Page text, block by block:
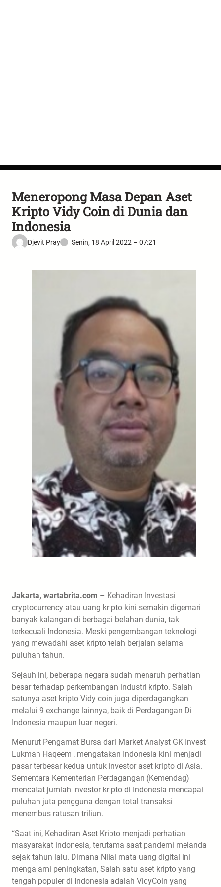
Meneropong Masa Depan Aset
Kripto Vidy Coin di Dunia dan
Indonesia
Djevit Pray Senin, 18 April 2022 – 07:21
Jakarta, wartabrita.com – Kehadiran Investasi
cryptocurrency atau uang kripto kini semakin digemari
banyak kalangan di berbagai belahan dunia, tak
terkecuali Indonesia. Meski pengembangan teknologi
yang mewadahi aset kripto telah berjalan selama
puluhan tahun.
Sejauh ini, beberapa negara sudah menaruh perhatian
besar terhadap perkembangan industri kripto. Salah
satunya aset kripto Vidy coin juga diperdagangkan
melalui 9 exchange lainnya, baik di Perdagangan Di
Indonesia maupun luar negeri.
Menurut Pengamat Bursa dari Market Analyst GK Invest
Lukman Haqeem , mengatakan Indonesia kini menjadi
pasar terbesar kedua untuk investor aset kripto di Asia.
Sementara Kementerian Perdagangan (Kemendag)
mencatat jumlah investor kripto di Indonesia mencapai
puluhan juta pengguna dengan total transaksi
menembus ratusan triliun.
“Saat ini, Kehadiran Aset Kripto menjadi perhatian
masyarakat indonesia, terutama saat pandemi melanda
sejak tahun lalu. Dimana Nilai mata uang digital ini
mengalami peningkatan, Salah satu aset kripto yang
tengah populer di Indonesia adalah VidyCoin yang